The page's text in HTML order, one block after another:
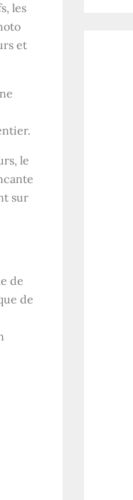
les
et
le
sur
de
de